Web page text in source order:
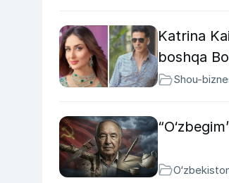
Katrina
boshqa
Shou-